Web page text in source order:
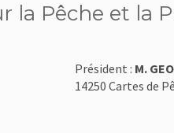
la Pêche et la
Président : M.
14250 Cartes de